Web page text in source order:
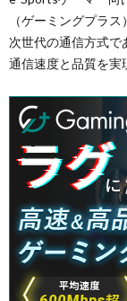
（ゲーミングプラス
次世代の通信方式
通信速度と品質を実